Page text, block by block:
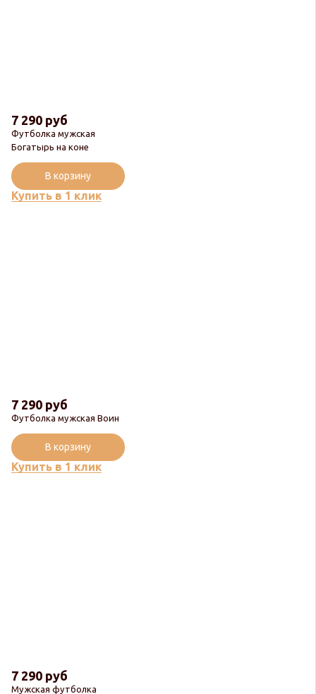
Футболка мужская
Богатырь на коне
7 290 руб
Купить в 1 клик
В корзину
Футболка мужская Воин
7 290 руб
Купить в 1 клик
В корзину
Мужская футболка
7 290 руб